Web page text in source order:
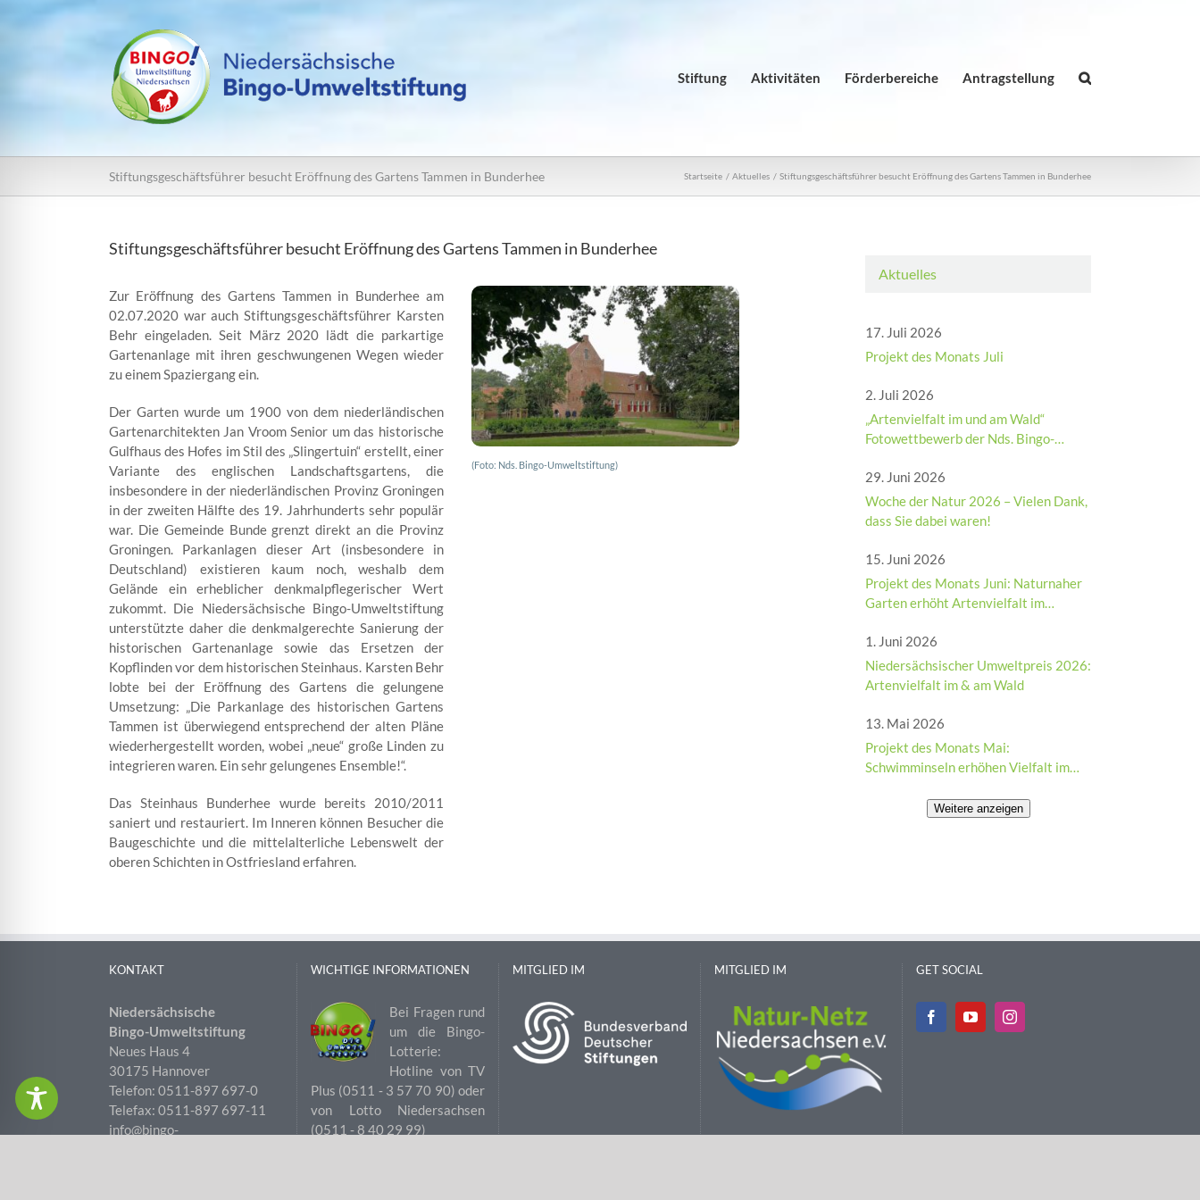
Stiftung
Aktivitäten Förderbereiche Antragstellung
Stiftungsgeschäftsführer besucht Eröffnung des Gartens Tammen in Bunderhee Startseite Aktuelles Stiftungsgeschäftsführer besucht Eröffnung des Gartens Tammen in Bunderhee
Stiftungsgeschäftsführer besucht Eröffnung des Gartens Tammen in Bunderhee
Zur Eröffnung des Gartens Tammen in Bunderhee am
02.07.2020 war auch Stiftungsgeschäftsführer Karsten
Behr eingeladen. Seit März 2020 lädt die parkartige
Gartenanlage mit ihren geschwungenen Wegen wieder
zu einem Spaziergang ein.
Der Garten wurde um 1900 von dem niederländischen
Gartenarchitekten Jan Vroom Senior um das historische
Gulfhaus des Hofes im Stil des „Slingertuin“ erstellt, einer
Variante des englischen Landschaftsgartens, die
insbesondere in der niederländischen Provinz Groningen
in der zweiten Hälfte des 19. Jahrhunderts sehr populär
war. Die Gemeinde Bunde grenzt direkt an die Provinz
Groningen. Parkanlagen dieser Art (insbesondere in
Deutschland) existieren kaum noch, weshalb dem
Gelände ein erheblicher denkmalpflegerischer Wert
zukommt. Die Niedersächsische Bingo-Umweltstiftung
unterstützte daher die denkmalgerechte Sanierung der
historischen Gartenanlage sowie das Ersetzen der
Kopflinden vor dem historischen Steinhaus. Karsten Behr
lobte bei der Eröffnung des Gartens die gelungene
Umsetzung: „Die Parkanlage des historischen Gartens
Tammen ist überwiegend entsprechend der alten Pläne
wiederhergestellt worden, wobei „neue“ große Linden zu
integrieren waren. Ein sehr gelungenes Ensemble!“.
Das Steinhaus Bunderhee wurde bereits 2010/2011
saniert und restauriert. Im Inneren können Besucher die
Baugeschichte und die mittelalterliche Lebenswelt der
oberen Schichten in Ostfriesland erfahren.
(Foto: Nds. Bingo-Umweltstiftung)
Aktuelles
17. Juli 2026
Projekt des Monats Juli
2. Juli 2026
„Artenvielfalt im und am Wald“
Fotowettbewerb der Nds. Bingo-
29. Juni 2026
Woche der Natur 2026 – Vielen Dank,
dass Sie dabei waren!
15. Juni 2026
Projekt des Monats Juni: Naturnaher
Garten erhöht Artenvielfalt im
1. Juni 2026
Niedersächsischer Umweltpreis 2026:
Artenvielfalt im & am Wald
13. Mai 2026
Projekt des Monats Mai:
Schwimminseln erhöhen Vielfalt im
Weitere anzeigen
KONTAKT
Niedersächsische
Bingo-Umweltstiftung
Neues Haus 4
30175 Hannover
Telefon: 0511-897 697-0
Telefax: 0511-897 697-11
info@bingo-
WICHTIGE INFORMATIONEN
Bei Fragen rund
um die Bingo-
Lotterie:
Hotline von TV
Plus (0511 ‑ 3 57 70 90) oder
von Lotto Niedersachsen
(0511 ‑ 8 40 29 99)
MITGLIED IM MITGLIED IM GET SOCIAL